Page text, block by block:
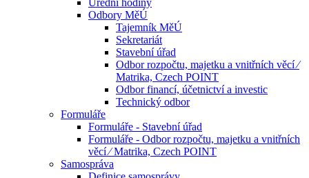
Úřední hodiny
Odbory MěÚ
Tajemník MěÚ
Sekretariát
Stavební úřad
Odbor rozpočtu, majetku a vnitřních věcí ⁄
Matrika, Czech POINT
Odbor financí, účetnictví a investic
Technický odbor
Formuláře
Formuláře - Stavební úřad
Formuláře - Odbor rozpočtu, majetku a vnitřních
věcí ⁄ Matrika, Czech POINT
Samospráva